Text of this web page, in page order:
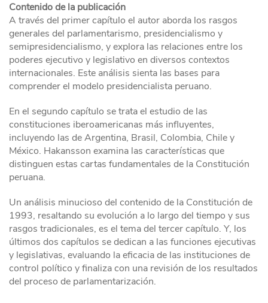
Contenido de la publicación
A través del primer capítulo el autor aborda los rasgos
generales del parlamentarismo, presidencialismo y
semipresidencialismo, y explora las relaciones entre los
poderes ejecutivo y legislativo en diversos contextos
internacionales. Este análisis sienta las bases para
comprender el modelo presidencialista peruano.
En el segundo capítulo se trata el estudio de las
constituciones iberoamericanas más influyentes,
incluyendo las de Argentina, Brasil, Colombia, Chile y
México. Hakansson examina las características que
distinguen estas cartas fundamentales de la Constitución
peruana.
Un análisis minucioso del contenido de la Constitución de
1993, resaltando su evolución a lo largo del tiempo y sus
rasgos tradicionales, es el tema del tercer capítulo. Y, los
últimos dos capítulos se dedican a las funciones ejecutivas
y legislativas, evaluando la eficacia de las instituciones de
control político y finaliza con una revisión de los resultados
del proceso de parlamentarización.